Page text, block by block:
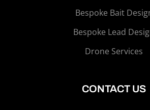
Bespoke Bait
Bespoke Lead
Drone Services
CONTACT US